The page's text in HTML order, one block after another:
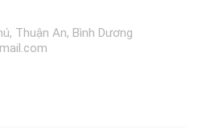
Thuận An, Bình Dương